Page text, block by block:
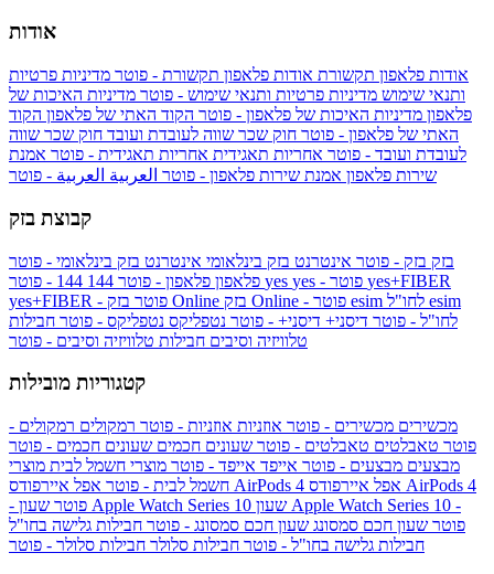
אודות
אודות פלאפון תקשורת אודות פלאפון תקשורת - פוטר מדיניות פרטיות
ותנאי שימוש מדיניות פרטיות ותנאי שימוש - פוטר מדיניות האיכות של
פלאפון מדיניות האיכות של פלאפון - פוטר הקוד האתי של פלאפון הקוד
האתי של פלאפון - פוטר חוק שכר שווה לעובדת ועובד חוק שכר שווה
לעובדת ועובד - פוטר אחריות תאגידית אחריות תאגידית - פוטר אמנת
שירות פלאפון אמנת שירות פלאפון - פוטר العربية العربية - פוטר
קבוצת בזק
בזק בזק - פוטר אינטרנט בזק בינלאומי אינטרנט בזק בינלאומי - פוטר
פלאפון פלאפון - פוטר 144 yes
yes+FIBER
yes+FIBER - פוטר בזק Online
esim
לחו"ל - פוטר דיסני+ דיסני+ - פוטר נטפליקס נטפליקס - פוטר חבילות
טלוויזיה וסיבים חבילות טלוויזיה וסיבים - פוטר
קטגוריות מובילות
מכשירים מכשירים - פוטר אוזניות אוזניות - פוטר רמקולים רמקולים -
פוטר טאבלטים טאבלטים - פוטר שעונים חכמים שעונים חכמים - פוטר
מבצעים מבצעים - פוטר אייפד אייפד - פוטר מוצרי חשמל לבית מוצרי
חשמל לבית - פוטר אפל איירפודס AirPods 4 אפל איירפודס AirPods 4
- פוטר שעון Apple Watch Series 10 שעון Apple Watch Series 10 -
פוטר שעון חכם סמסונג שעון חכם סמסונג - פוטר חבילות גלישה בחו"ל
חבילות גלישה בחו"ל - פוטר חבילות סלולר חבילות סלולר - פוטר